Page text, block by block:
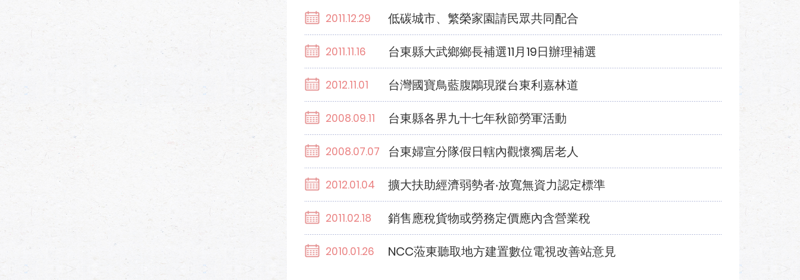
2011.12.29 低碳城市、繁榮家園請民眾共同配合
2011.11.16 台東縣大武鄉鄉長補選11月19日辦理補選
2012.11.01 台灣國寶鳥藍腹鷴現蹤台東利嘉林道
2008.09.11 台東縣各界九十七年秋節勞軍活動
2008.07.07 台東婦宣分隊假日轄內觀懷獨居老人
2012.01.04 擴大扶助經濟弱勢者‧放寬無資力認定標準
2011.02.18 銷售應稅貨物或勞務定價應內含營業稅
2010.01.26 NCC蒞東聽取地方建置數位電視改善站意見